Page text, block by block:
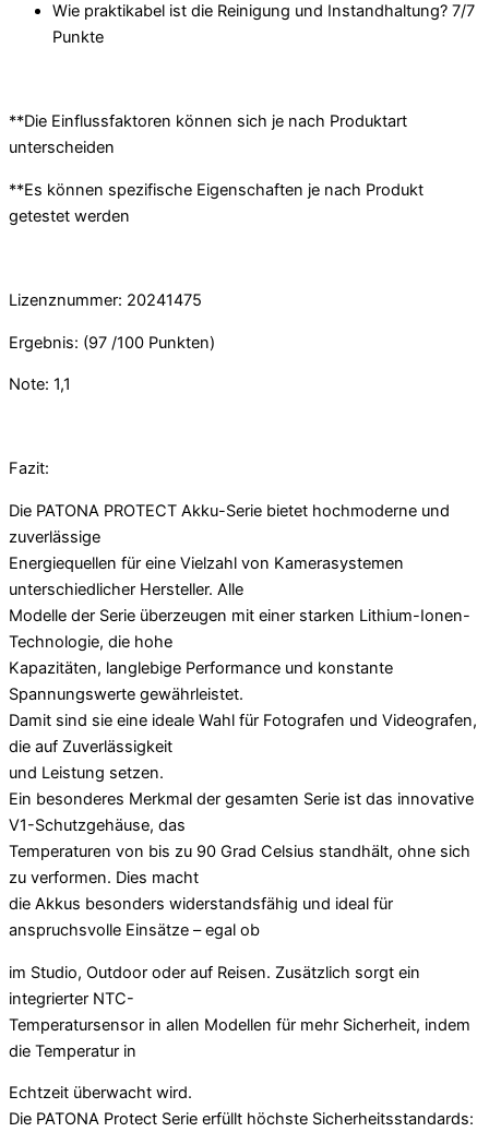
Wie praktikabel ist die Reinigung und Instandhaltung? 7/7
Punkte
**Die Einflussfaktoren können sich je nach Produktart
unterscheiden
**Es können spezifische Eigenschaften je nach Produkt
getestet werden
Lizenznummer: 20241475
Ergebnis: (97 /100 Punkten)
Note: 1,1
Fazit:
Die PATONA PROTECT Akku-Serie bietet hochmoderne und
zuverlässige
Energiequellen für eine Vielzahl von Kamerasystemen
unterschiedlicher Hersteller. Alle
Modelle der Serie überzeugen mit einer starken Lithium-Ionen-
Technologie, die hohe
Kapazitäten, langlebige Performance und konstante
Spannungswerte gewährleistet.
Damit sind sie eine ideale Wahl für Fotografen und Videografen,
die auf Zuverlässigkeit
und Leistung setzen.
Ein besonderes Merkmal der gesamten Serie ist das innovative
V1-Schutzgehäuse, das
Temperaturen von bis zu 90 Grad Celsius standhält, ohne sich
zu verformen. Dies macht
die Akkus besonders widerstandsfähig und ideal für
anspruchsvolle Einsätze – egal ob
im Studio, Outdoor oder auf Reisen. Zusätzlich sorgt ein
integrierter NTC-
Temperatursensor in allen Modellen für mehr Sicherheit, indem
die Temperatur in
Echtzeit überwacht wird.
Die PATONA Protect Serie erfüllt höchste Sicherheitsstandards: